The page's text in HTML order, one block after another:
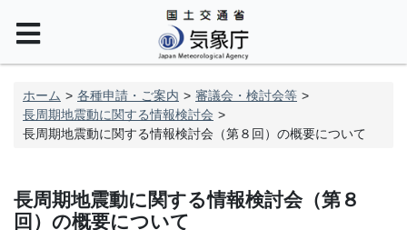
ホーム 各種申請・ご案内
審議会・検討会等
長周期地震動に関する情報検討会
長周期地震動に関する情報検討会（第８回）の概要について
長周期地震動に関する情報検討会（第８
回）の概要について